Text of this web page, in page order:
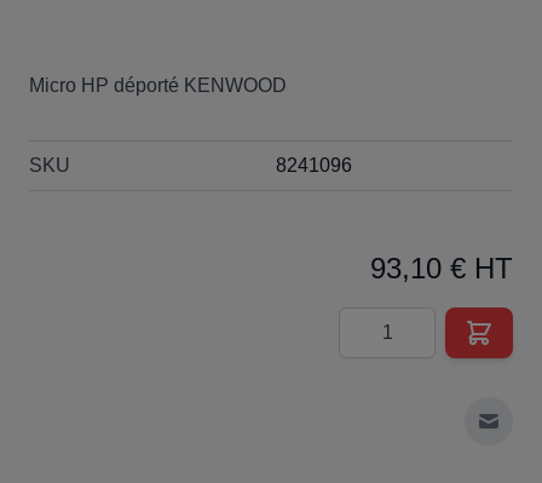
Micro HP déporté KENWOOD
SKU 8241096
93,10 € HT
Quantité